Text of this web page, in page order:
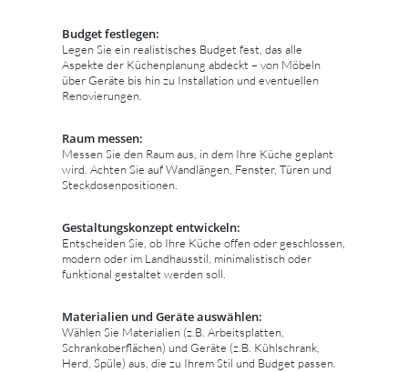
Budget festlegen:
Legen Sie ein realistisches Budget fest, das alle
Aspekte der Küchenplanung abdeckt – von Möbeln
über Geräte bis hin zu Installation und eventuellen
Renovierungen.
Raum messen:
Messen Sie den Raum aus, in dem Ihre Küche geplant
wird. Achten Sie auf Wandlängen, Fenster, Türen und
Steckdosenpositionen.
Gestaltungskonzept entwickeln:
Entscheiden Sie, ob Ihre Küche offen oder geschlossen,
modern oder im Landhausstil, minimalistisch oder
funktional gestaltet werden soll.
Materialien und Geräte auswählen:
Wählen Sie Materialien (z.B. Arbeitsplatten,
Schrankoberflächen) und Geräte (z.B. Kühlschrank,
Herd, Spüle) aus, die zu Ihrem Stil und Budget passen.